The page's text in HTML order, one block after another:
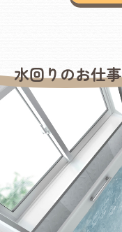
水回りのお仕事